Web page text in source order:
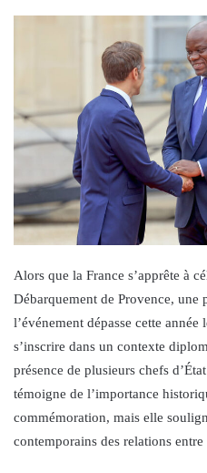
Alors que la France s’apprête à
Débarquement de Provence, une
l’événement dépasse cette
s’inscrire dans un contexte
présence de plusieurs chefs
témoigne de l’importance
commémoration, mais elle
contemporains des relations